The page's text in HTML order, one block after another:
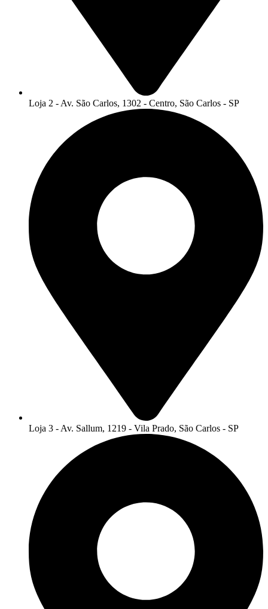
Loja 2 - Av. São Carlos, 1302 - Centro, São Carlos - SP
Loja 3 - Av. Sallum, 1219 - Vila Prado, São Carlos - SP